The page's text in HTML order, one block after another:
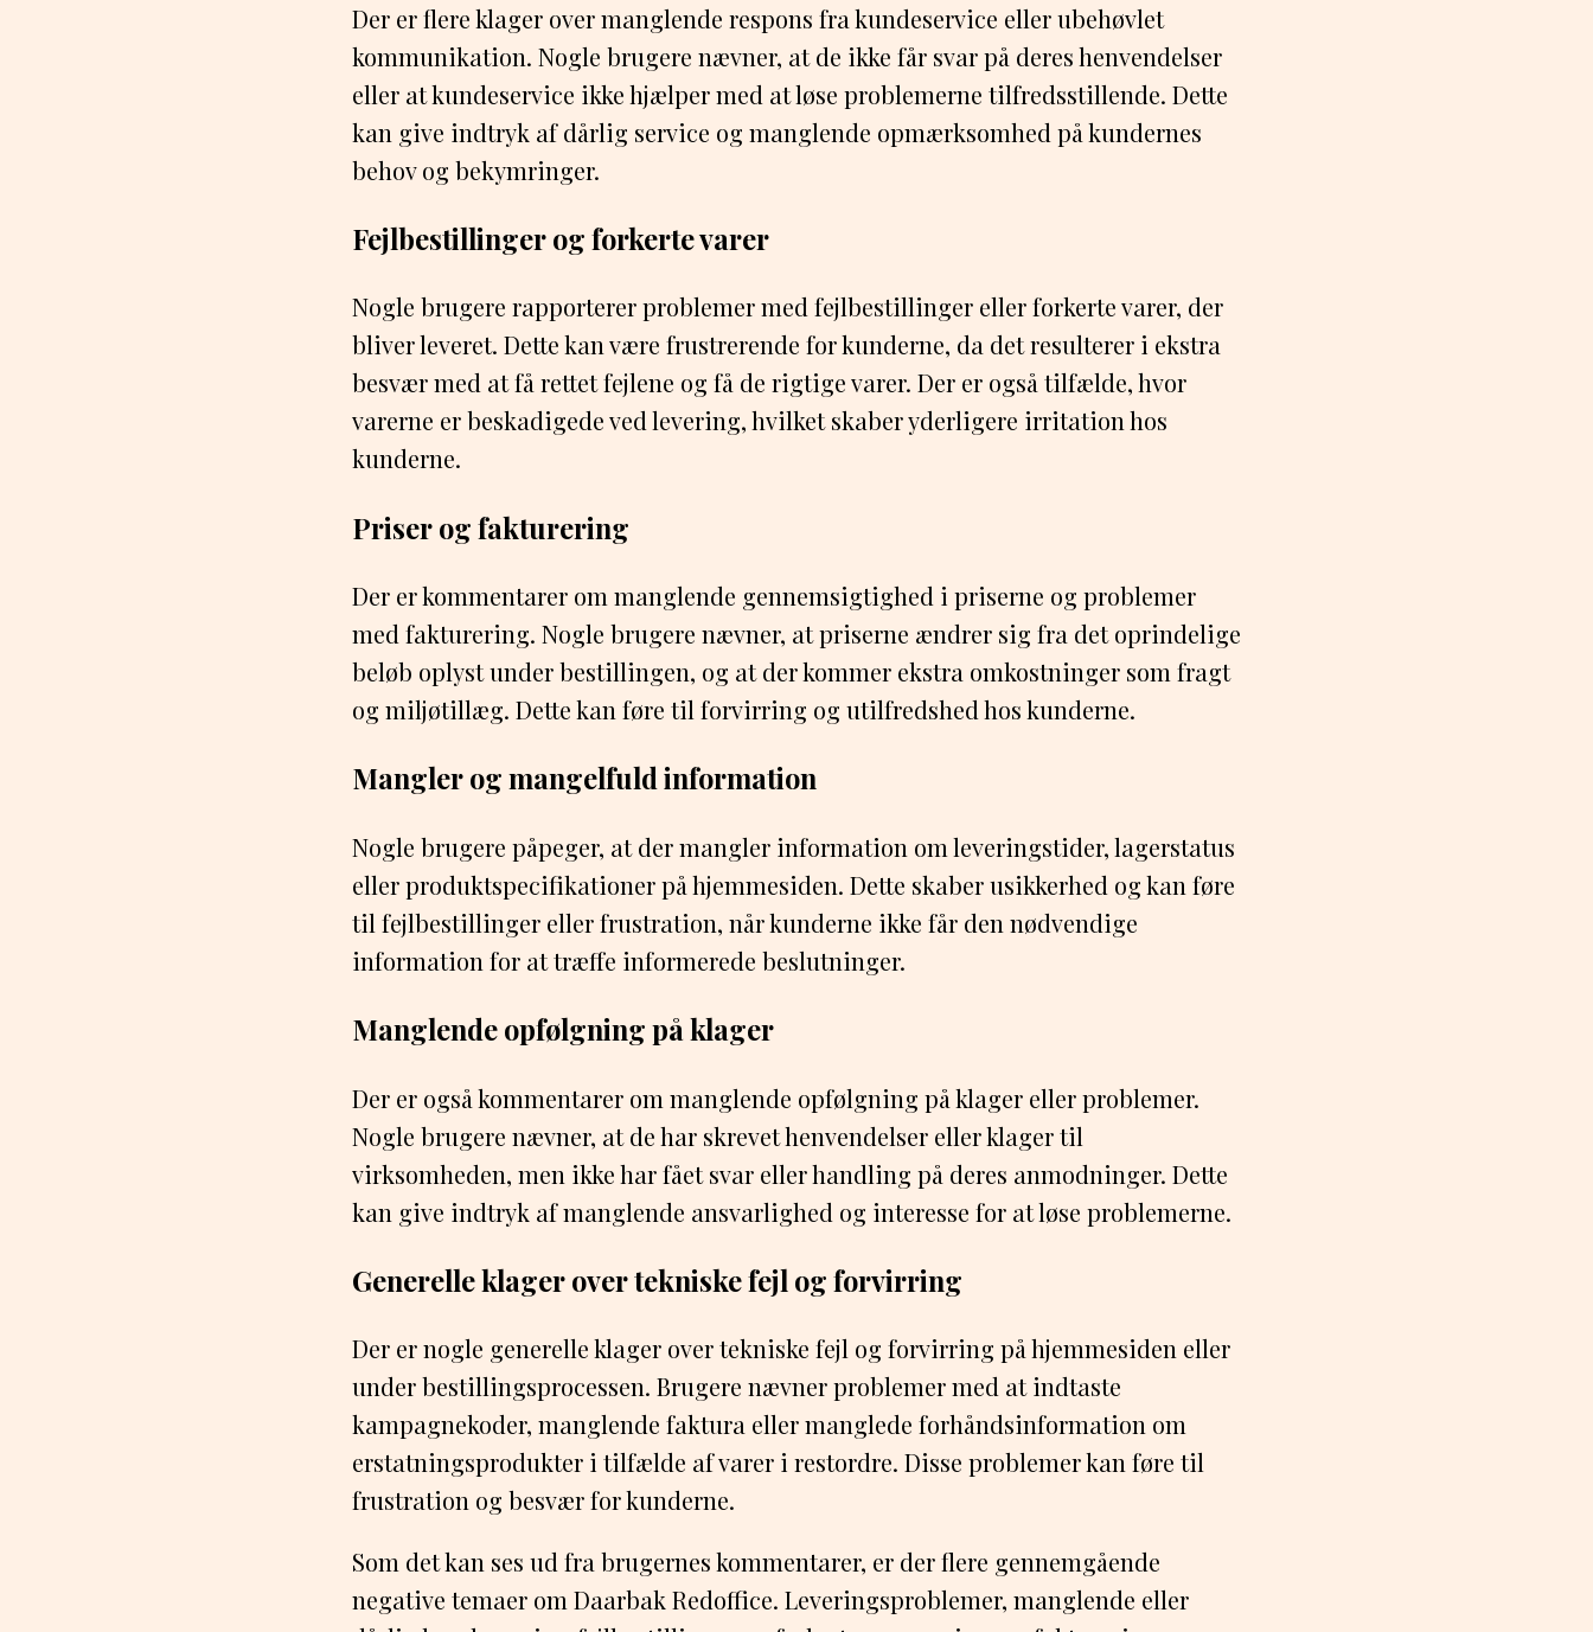
Der er flere klager over manglende respons fra kundeservice eller ubehøvlet
kommunikation. Nogle brugere nævner, at de ikke får svar på deres henvendelser
eller at kundeservice ikke hjælper med at løse problemerne tilfredsstillende. Dette
kan give indtryk af dårlig service og manglende opmærksomhed på kundernes
behov og bekymringer.
Fejlbestillinger og forkerte varer
Nogle brugere rapporterer problemer med fejlbestillinger eller forkerte varer, der
bliver leveret. Dette kan være frustrerende for kunderne, da det resulterer i ekstra
besvær med at få rettet fejlene og få de rigtige varer. Der er også tilfælde, hvor
varerne er beskadigede ved levering, hvilket skaber yderligere irritation hos
kunderne.
Priser og fakturering
Der er kommentarer om manglende gennemsigtighed i priserne og problemer
med fakturering. Nogle brugere nævner, at priserne ændrer sig fra det oprindelige
beløb oplyst under bestillingen, og at der kommer ekstra omkostninger som fragt
og miljøtillæg. Dette kan føre til forvirring og utilfredshed hos kunderne.
Mangler og mangelfuld information
Nogle brugere påpeger, at der mangler information om leveringstider, lagerstatus
eller produktspecifikationer på hjemmesiden. Dette skaber usikkerhed og kan føre
til fejlbestillinger eller frustration, når kunderne ikke får den nødvendige
information for at træffe informerede beslutninger.
Manglende opfølgning på klager
Der er også kommentarer om manglende opfølgning på klager eller problemer.
Nogle brugere nævner, at de har skrevet henvendelser eller klager til
virksomheden, men ikke har fået svar eller handling på deres anmodninger. Dette
kan give indtryk af manglende ansvarlighed og interesse for at løse problemerne.
Generelle klager over tekniske fejl og forvirring
Der er nogle generelle klager over tekniske fejl og forvirring på hjemmesiden eller
under bestillingsprocessen. Brugere nævner problemer med at indtaste
kampagnekoder, manglende faktura eller manglede forhåndsinformation om
erstatningsprodukter i tilfælde af varer i restordre. Disse problemer kan føre til
frustration og besvær for kunderne.
Som det kan ses ud fra brugernes kommentarer, er der flere gennemgående
negative temaer om Daarbak Redoffice. Leveringsproblemer, manglende eller